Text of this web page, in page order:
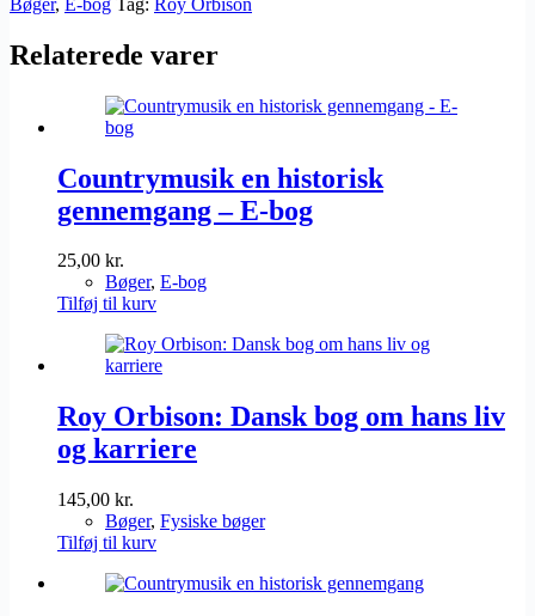
E-
antal
Relaterede varer
Countrymusik en historisk
gennemgang – E-bog
25,00 kr.
Bøger, E-bog
Tilføj til kurv
Roy Orbison: Dansk bog om hans liv
og karriere
145,00 kr.
Bøger, Fysiske bøger
Tilføj til kurv